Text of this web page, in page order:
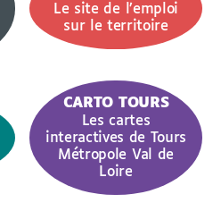
Le site de l’emploi
sur le territoire
CARTO TOURS
Les cartes
interactives de Tours
Métropole Val de
Loire